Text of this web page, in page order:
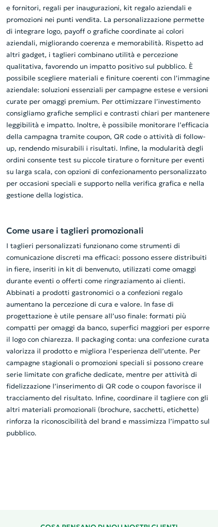
e fornitori, regali per inaugurazioni, kit regalo aziendali e
promozioni nei punti vendita. La personalizzazione permette
di integrare logo, payoff o grafiche coordinate ai colori
aziendali, migliorando coerenza e memorabilità. Rispetto ad
altri gadget, i taglieri combinano utilità e percezione
qualitativa, favorendo un impatto positivo sul pubblico. È
possibile scegliere materiali e finiture coerenti con l’immagine
aziendale: soluzioni essenziali per campagne estese e versioni
curate per omaggi premium. Per ottimizzare l’investimento
consigliamo grafiche semplici e contrasti chiari per mantenere
leggibilità e impatto. Inoltre, è possibile monitorare l’efficacia
della campagna tramite coupon, QR code o attività di follow-
up, rendendo misurabili i risultati. Infine, la modularità degli
ordini consente test su piccole tirature o forniture per eventi
su larga scala, con opzioni di confezionamento personalizzato
per occasioni speciali e supporto nella verifica grafica e nella
gestione della logistica.
Come usare i taglieri promozionali
I taglieri personalizzati funzionano come strumenti di
comunicazione discreti ma efficaci: possono essere distribuiti
in fiere, inseriti in kit di benvenuto, utilizzati come omaggi
durante eventi o offerti come ringraziamento ai clienti.
Abbinati a prodotti gastronomici o a confezioni regalo
aumentano la percezione di cura e valore. In fase di
progettazione è utile pensare all’uso finale: formati più
compatti per omaggi da banco, superfici maggiori per esporre
il logo con chiarezza. Il packaging conta: una confezione curata
valorizza il prodotto e migliora l’esperienza dell’utente. Per
campagne stagionali o promozioni speciali si possono creare
serie limitate con grafiche dedicate, mentre per attività di
fidelizzazione l’inserimento di QR code o coupon favorisce il
tracciamento del risultato. Infine, coordinare il tagliere con gli
altri materiali promozionali (brochure, sacchetti, etichette)
rinforza la riconoscibilità del brand e massimizza l’impatto sul
pubblico.